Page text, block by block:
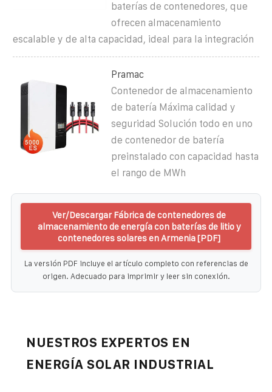
baterías de contenedores, que
ofrecen almacenamiento
escalable y de alta capacidad, ideal para la integración
Pramac
Contenedor de almacenamiento
de batería Máxima calidad y
seguridad Solución todo en uno
de contenedor de batería
preinstalado con capacidad hasta
el rango de MWh
Ver/Descargar Fábrica de contenedores de
almacenamiento de energía con baterías de litio y
contenedores solares en Armenia [PDF]
La versión PDF incluye el artículo completo con referencias de
origen. Adecuado para imprimir y leer sin conexión.
NUESTROS EXPERTOS EN
ENERGÍA SOLAR INDUSTRIAL